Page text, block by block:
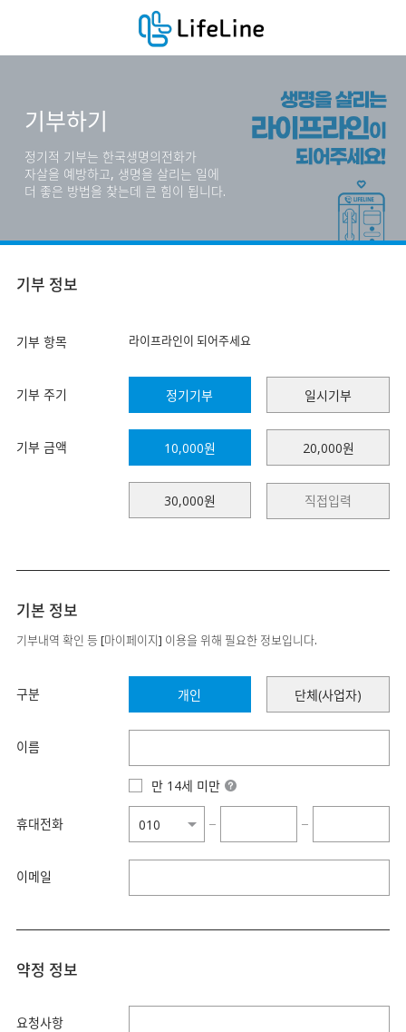
기부하기
정기적 기부는 한국생명의전화가
자살을 예방하고, 생명을 살리는 일에
더 좋은 방법을 찾는데 큰 힘이 됩니다.
기부 정보
기부 항목 라이프라인이 되어주세요
기부 주기 정기기부 일시기부
기부 금액 10,000원 20,000원
30,000원
기본 정보
기부내역 확인 등 [마이페이지] 이용을 위해 필요한 정보입니다.
구분 개인 단체(사업자)
이름
만 14세 미만
휴대전화 − −
이메일
약정 정보
요청사항